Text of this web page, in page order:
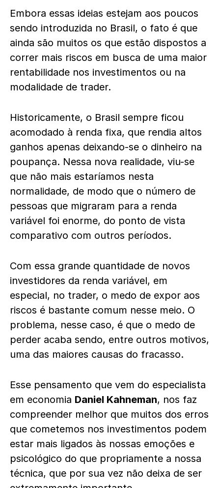
Embora essas ideias estejam aos poucos
sendo introduzida no Brasil, o fato é que
ainda são muitos os que estão dispostos a
correr mais riscos em busca de uma maior
rentabilidade nos investimentos ou na
modalidade de trader.
Historicamente, o Brasil sempre ficou
acomodado à renda fixa, que rendia altos
ganhos apenas deixando-se o dinheiro na
poupança. Nessa nova realidade, viu-se
que não mais estaríamos nesta
normalidade, de modo que o número de
pessoas que migraram para a renda
variável foi enorme, do ponto de vista
comparativo com outros períodos.
Com essa grande quantidade de novos
investidores da renda variável, em
especial, no trader, o medo de expor aos
riscos é bastante comum nesse meio. O
problema, nesse caso, é que o medo de
perder acaba sendo, entre outros motivos,
uma das maiores causas do fracasso.
Esse pensamento que vem do especialista
em economia Daniel Kahneman, nos faz
compreender melhor que muitos dos erros
que cometemos nos investimentos podem
estar mais ligados às nossas emoções e
psicológico do que propriamente a nossa
técnica, que por sua vez não deixa de ser